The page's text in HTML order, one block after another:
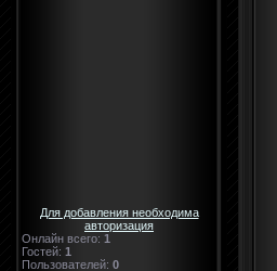
Для добавления необходима
авторизация
Онлайн всего: 1
Гостей: 1
Пользователей: 0